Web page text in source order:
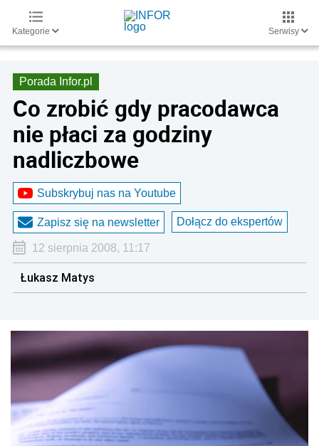
Kategorie Serwisy
Porada Infor.pl
Co zrobić gdy pracodawca
nie płaci za godziny
nadliczbowe
Subskrybuj nas na Youtube
Zapisz się na newsletter Dołącz do ekspertów
12 sierpnia 2008, 11:17
Łukasz Matys